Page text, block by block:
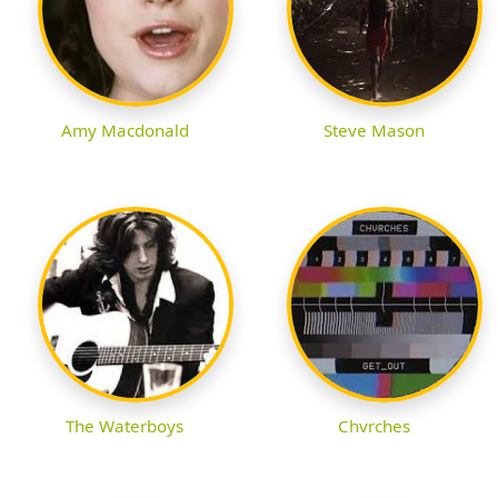
Amy Macdonald Steve Mason
The Waterboys Chvrches